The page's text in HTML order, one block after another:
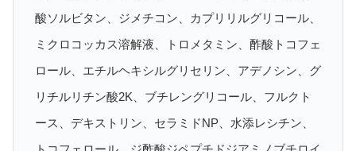
酸ソルビタン、ジメチコン、カプリリルグリコール、
ミクロコッカス溶解液、トロメタミン、酢酸トコフェ
ロール、エチルヘキシルグリセリン、アデノシン、グ
リチルリチン酸2K、ブチレングリコール、フルクト
ース、デキストリン、セラミドNP、水添レシチン、